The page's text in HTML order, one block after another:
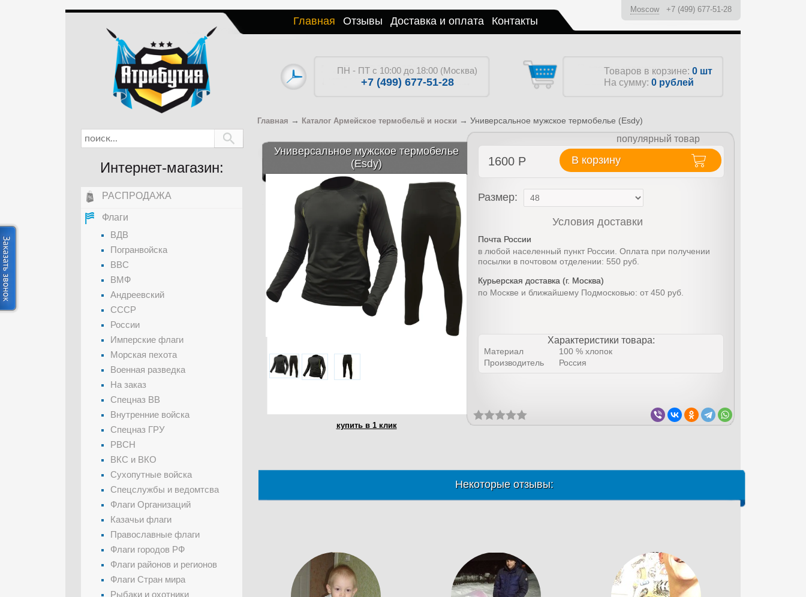
Главная Отзывы Доставка и оплата Контакты
Moscow +7 (499) 677-51-28
ПН - ПТ с 10:00 до 18:00 (Москва)
+7 (499) 677-51-28
Товаров в корзине: 0 шт
На сумму: 0 рублей
Главная → Каталог Армейское термобельё и носки → Универсальное мужское термобелье (Esdy)
Универсальное мужское термобелье
(Esdy)
популярный товар
1600 Р В корзину
купить в 1 клик
Размер:
Условия доставки
Почта России
в любой населенный пункт России. Оплата при получении
посылки в почтовом отделении: 550 руб.
Курьерская доставка (г. Москва)
по Москве и ближайшему Подмосковью: от 450 руб.
Характеристики товара:
Материал
100 % хлопок
Производитель
Россия
Некоторые отзывы:
Интернет-магазин:
РАСПРОДАЖА
Флаги
ВДВ
Погранвойска
ВВС
ВМФ
Андреевский
СССР
России
Имперские флаги
Морская пехота
Военная разведка
На заказ
Спецназ ВВ
Внутренние войска
Спецназ ГРУ
РВСН
ВКС и ВКО
Сухопутные войска
Спецслужбы и ведомтсва
Флаги Организаций
Казачьи флаги
Православные флаги
Флаги городов РФ
Флаги районов и регионов
Флаги Стран мира
Рыбаки и охотники